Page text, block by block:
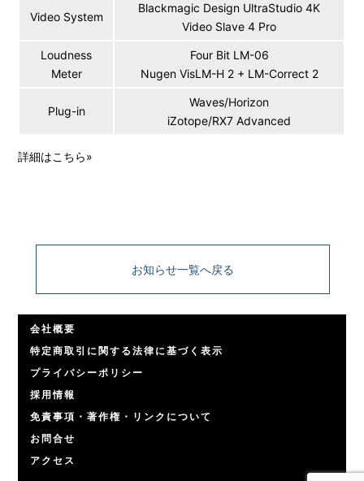
Video System
Blackmagic Design UltraStudio 4K
Video Slave 4 Pro
Loudness
Meter
Four Bit LM-06
Nugen VisLM-H 2 + LM-Correct 2
Plug-in
Waves/Horizon
iZotope/RX7 Advanced
詳細はこちら»
お知らせ一覧へ戻る
会社概要
特定商取引に関する法律に基づく表示
プライバシーポリシー
採用情報
免責事項・著作権・リンクについて
お問合せ
アクセス